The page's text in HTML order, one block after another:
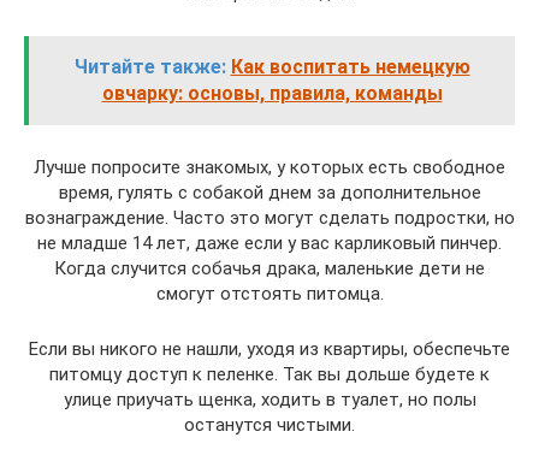
Читайте также: Как воспитать немецкую
овчарку: основы, правила, команды
Лучше попросите знакомых, у которых есть свободное
время, гулять с собакой днем за дополнительное
вознаграждение. Часто это могут сделать подростки, но
не младше 14 лет, даже если у вас карликовый пинчер.
Когда случится собачья драка, маленькие дети не
смогут отстоять питомца.
Если вы никого не нашли, уходя из квартиры, обеспечьте
питомцу доступ к пеленке. Так вы дольше будете к
улице приучать щенка, ходить в туалет, но полы
останутся чистыми.